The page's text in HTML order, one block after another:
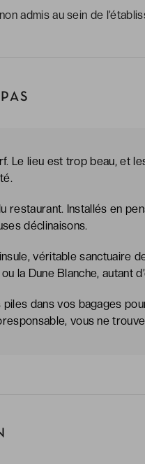
admis au sein de
Le lieu est trop beau, et
restaurant. Installés en
déclinaisons.
véritable sanctuaire
la Dune Blanche, autant
piles dans vos bagages
vous ne